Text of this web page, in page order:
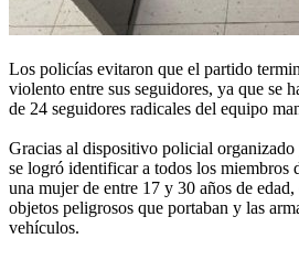
Los policías evitaron que el partido
violento entre sus seguidores, ya que se
de 24 seguidores radicales del equipo
Gracias al dispositivo policial
se logró identificar a todos los miembros
una mujer de entre 17 y 30 años de
objetos peligrosos que portaban y las
vehículos.